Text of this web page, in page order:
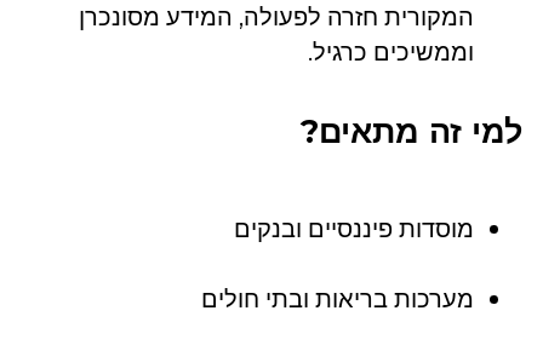
המקורית חזרה לפעולה, המידע מסונכרן
וממשיכים כרגיל.
למי זה מתאים?
מוסדות פיננסיים ובנקים
מערכות בריאות ובתי חולים